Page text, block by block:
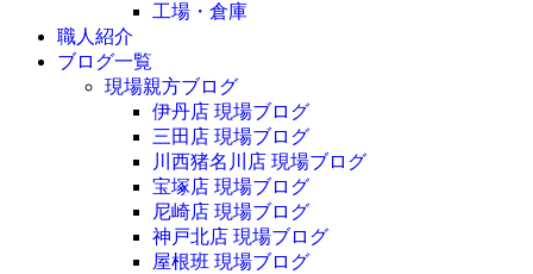
工場・倉庫
職人紹介
ブログ一覧
現場親方ブログ
伊丹店 現場ブログ
三田店 現場ブログ
川西猪名川店 現場ブログ
宝塚店 現場ブログ
尼崎店 現場ブログ
神戸北店 現場ブログ
屋根班 現場ブログ